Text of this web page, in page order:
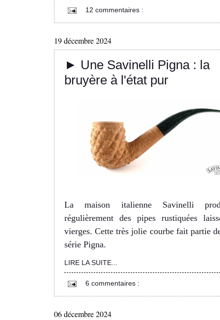
12 commentaires :
19 décembre 2024
► Une Savinelli Pigna : la
bruyère à l'état pur
La maison italienne Savinelli
régulièrement des pipes rustiquées
vierges. Cette très jolie courbe fait partie
série Pigna.
LIRE LA SUITE...
6 commentaires :
06 décembre 2024